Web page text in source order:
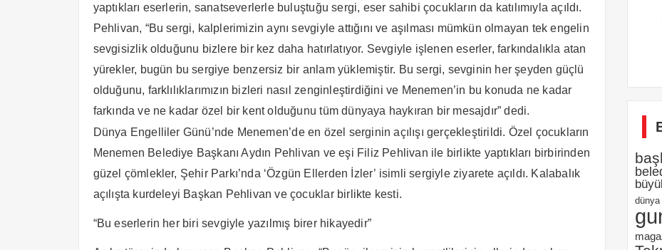
yaptıkları eserlerin, sanatseverlerle buluştuğu sergi, eser sahibi çocukların da katılımıyla açıldı.
Pehlivan, “Bu sergi, kalplerimizin aynı sevgiyle attığını ve aşılması mümkün olmayan tek engelin
sevgisizlik olduğunu bizlere bir kez daha hatırlatıyor. Sevgiyle işlenen eserler, farkındalıkla atan
yürekler, bugün bu sergiye benzersiz bir anlam yüklemiştir. Bu sergi, sevginin her şeyden güçlü
olduğunu, farklılıklarımızın bizleri nasıl zenginleştirdiğini ve Menemen’in bu konuda ne kadar
farkında ve ne kadar özel bir kent olduğunu tüm dünyaya haykıran bir mesajdır” dedi.
Dünya Engelliler Günü’nde Menemen’de en özel serginin açılışı gerçekleştirildi. Özel çocukların
Menemen Belediye Başkanı Aydın Pehlivan ve eşi Filiz Pehlivan ile birlikte yaptıkları birbirinden
güzel çömlekler, Şehir Parkı’nda ‘Özgün Ellerden İzler’ isimli sergiyle ziyarete açıldı. Kalabalık
açılışta kurdeleyi Başkan Pehlivan ve çocuklar birlikte kesti.
“Bu eserlerin her biri sevgiyle yazılmış birer hikayedir”
dünya